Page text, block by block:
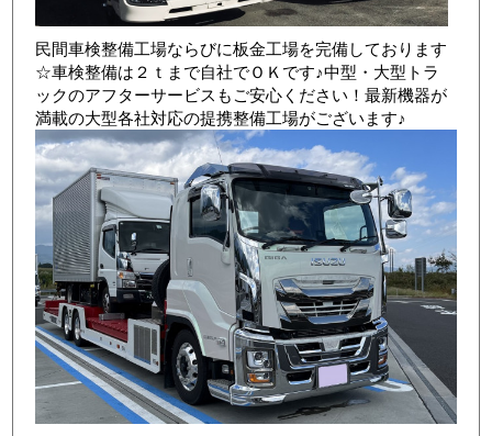
民間車検整備工場ならびに板金工場を完備しております
☆車検整備は２ｔまで自社でＯＫです♪中型・大型トラ
ックのアフターサービスもご安心ください！最新機器が
満載の大型各社対応の提携整備工場がございます♪
店舗写真4